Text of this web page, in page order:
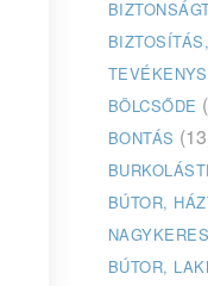
BÖLCSŐDE
BONTÁS
BÚTOR,
BÚTOR,